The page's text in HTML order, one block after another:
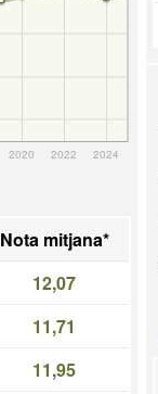
2020 2022 2024
Nota mitjana*
12,07
11,71
11,95